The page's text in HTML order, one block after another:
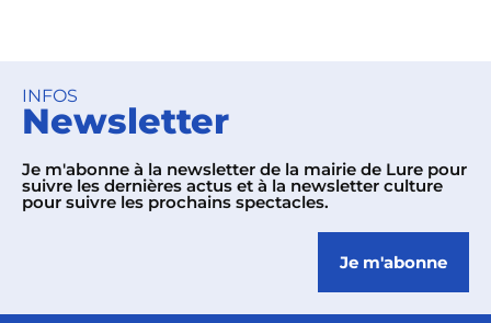
INFOS
Newsletter
Je m'abonne à la newsletter de la mairie de Lure pour
suivre les dernières actus et à la newsletter culture
pour suivre les prochains spectacles.
Je m'abonne